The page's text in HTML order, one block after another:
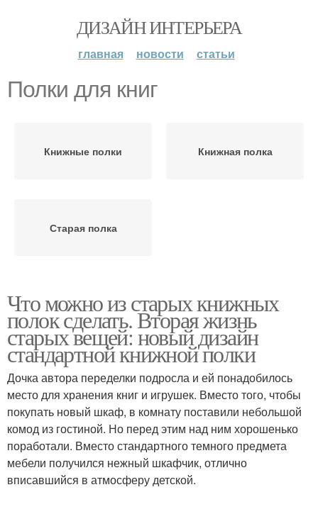
ДИЗАЙН ИНТЕРЬЕРА
главная новости статьи
Полки для книг
Книжные полки Книжная полка
Старая полка
Что можно из старых книжных
полок сделать. Вторая жизнь
старых вещей: новый дизайн
стандартной книжной полки
Дочка автора переделки подросла и ей понадобилось
место для хранения книг и игрушек. Вместо того, чтобы
покупать новый шкаф, в комнату поставили небольшой
комод из гостиной. Но перед этим над ним хорошенько
поработали. Вместо стандартного темного предмета
мебели получился нежный шкафчик, отлично
вписавшийся в атмосферу детской.